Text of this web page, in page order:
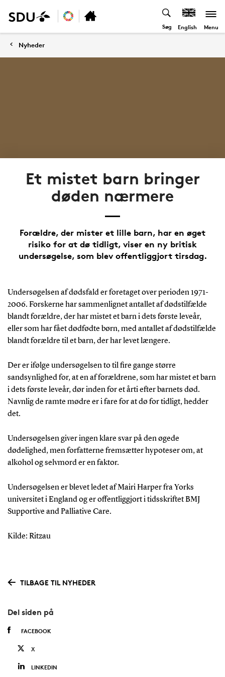
Søg English Menu
Nyheder
Et mistet barn bringer
døden nærmere
Forældre, der mister et lille barn, har en øget
risiko for at dø tidligt, viser en ny britisk
undersøgelse, som blev offentliggjort tirsdag.
Undersøgelsen af dødsfald er foretaget over perioden 1971-
2006. Forskerne har sammenlignet antallet af dødstilfælde
blandt forældre, der har mistet et barn i dets første leveår,
eller som har fået dødfødte børn, med antallet af dødstilfælde
blandt forældre til et barn, der har levet længere.
Der er ifølge undersøgelsen to til fire gange større
sandsynlighed for, at en af forældrene, som har mistet et barn
i dets første leveår, dør inden for et årti efter barnets død.
Navnlig de ramte mødre er i fare for at dø for tidligt, hedder
det.
Undersøgelsen giver ingen klare svar på den øgede
dødelighed, men forfatterne fremsætter hypoteser om, at
alkohol og selvmord er en faktor.
Undersøgelsen er blevet ledet af Mairi Harper fra Yorks
universitet i England og er offentliggjort i tidsskriftet BMJ
Supportive and Palliative Care.
Kilde: Ritzau
TILBAGE TIL NYHEDER
Del siden på
FACEBOOK
X
LINKEDIN